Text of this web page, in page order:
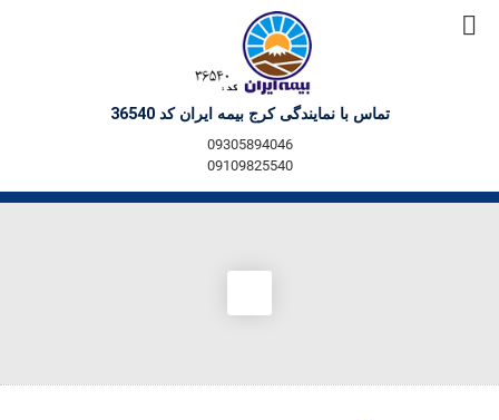
تماس با نمایندگی کرج بیمه ایران کد 36540
09305894046
09109825540